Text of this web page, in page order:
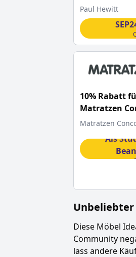
Paul Hewitt
10% Rabatt
Matratzen
Code
Matratzen
Als
Unbeliebter
Diese Möbel
Community
lass andere